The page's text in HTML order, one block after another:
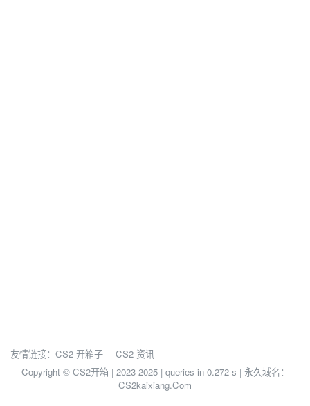
友情链接： CS2 开箱子
CS2 资讯
Copyright © CS2开箱 | 2023-2025 | queries in 0.272 s | 永久域名：
CS2kaixiang.Com